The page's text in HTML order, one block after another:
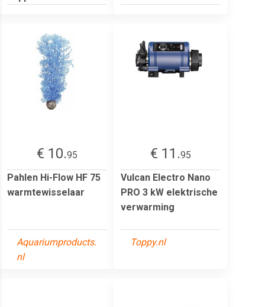
€ 10.95
Pahlen Hi-Flow HF 75
warmtewisselaar
Aquariumproducts.
nl
€ 11.95
Vulcan Electro Nano
PRO 3 kW elektrische
verwarming
Toppy.nl